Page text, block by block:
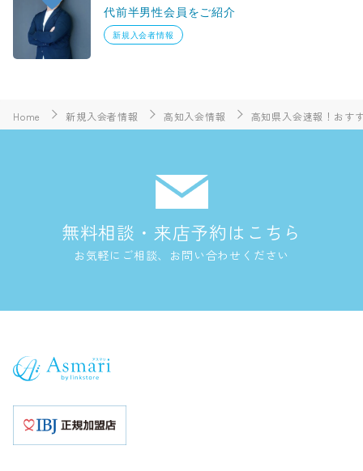
代前半男性会員をご紹介
新規入会者情報
Home 新規入会者情報 高知入会情報 高知県入会速報！おす
無料相談・来店予約はこちら
お気軽にご相談、お問い合わせください